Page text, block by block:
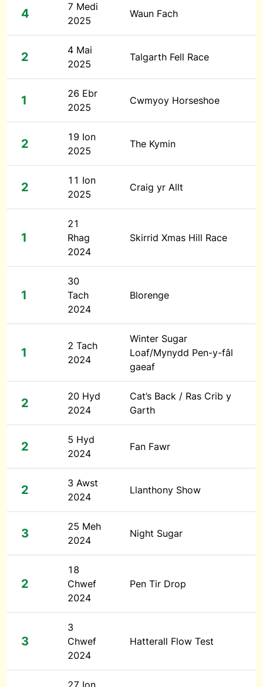
4
7 Medi
2025
Waun Fach
2
4 Mai
2025
Talgarth Fell Race
1
26 Ebr
2025
Cwmyoy Horseshoe
2
19 Ion
2025
The Kymin
2
11 Ion
2025
Craig yr Allt
1
21
Rhag
2024
Skirrid Xmas Hill Race
1
30
Tach
2024
Blorenge
1
2 Tach
2024
Winter Sugar
Loaf/Mynydd Pen-y-fâl
gaeaf
2
20 Hyd
2024
Cat’s Back / Ras Crib y
Garth
2
5 Hyd
2024
Fan Fawr
2
3 Awst
2024
Llanthony Show
3
25 Meh
2024
Night Sugar
2
18
Chwef
2024
Pen Tir Drop
3
3
Chwef
2024
Hatterall Flow Test
27 Ion